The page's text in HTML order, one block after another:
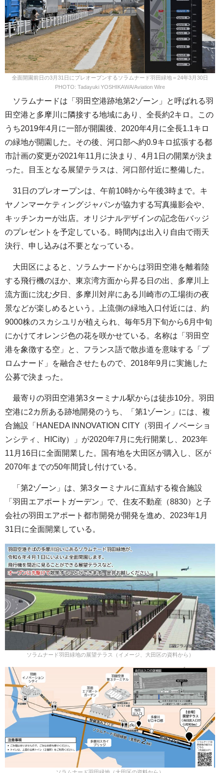
全面開園前日の3月31日にプレオープンするソラムナード羽田緑地＝24年3月30日
PHOTO: Tadayuki YOSHIKAWA/Aviation Wire
ソラムナードは「羽田空港跡地第2ゾーン」と呼ばれる羽
田空港と多摩川に隣接する地域にあり、全長約2キロ。この
うち2019年4月に一部が開園後、2020年4月に全長1.1キロ
の緑地が開園した。その後、河口部へ約0.9キロ拡張する都
市計画の変更が2021年11月に決まり、4月1日の開業が決ま
った。目玉となる展望テラスは、河口部付近に整備した。
31日のプレオープンは、午前10時から午後3時まで。キ
ヤノンマーケティングジャパンが協力する写真撮影会や、
キッチンカーが出店。オリジナルデザインの記念缶バッジ
のプレゼントを予定している。時間内は出入り自由で雨天
決行、申し込みは不要となっている。
大田区によると、ソラムナードからは羽田空港を離着陸
する飛行機のほか、東京湾方面から昇る日の出、多摩川上
流方面に沈む夕日、多摩川対岸にある川崎市の工場街の夜
景などが楽しめるという。上流側の緑地入口付近には、約
9000株のスカシユリが植えられ、毎年5月下旬から6月中旬
にかけてオレンジ色の花を咲かせている。名称は「羽田空
港を象徴する空」と、フランス語で散歩道を意味する「プ
ロムナード」を融合させたもので、2018年9月に実施した
公募で決まった。
最寄りの羽田空港第3ターミナル駅からは徒歩10分。羽田
空港に2カ所ある跡地開発のうち、「第1ゾーン」には、複
合施設「HANEDA INNOVATION CITY（羽田イノベーショ
ンシティ、HICity）」が2020年7月に先行開業し、2023年
11月16日に全面開業した。国有地を大田区が購入し、区が
2070年までの50年間貸し付けている。
「第2ゾーン」は、第3ターミナルに直結する複合施設
「羽田エアポートガーデン」で、住友不動産（8830）と子
会社の羽田エアポート都市開発が開発を進め、2023年1月
31日に全面開業している。
ソラムナード羽田緑地の展望テラス（イメージ、大田区の資料から）
ソラムナード羽田緑地（大田区の資料から）